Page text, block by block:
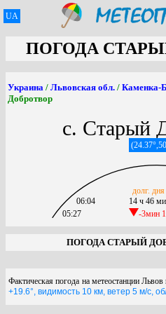
UA
ПОГОДА
Украина / Львовская обл. / Каменка-
Добротвор
с. Старый
05:27
06:04
14 ч 46
-3мин
долг. дня
ПОГОДА СТАРЫЙ
Фактическая погода на метеостанции
+19.6°, видимость 10 км, ветер 5 м/с,